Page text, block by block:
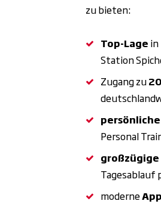
zu bieten:
Top-Lage
Station
Zugang zu
Personal
Tagesablauf
moderne